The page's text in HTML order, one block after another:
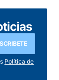
Política de